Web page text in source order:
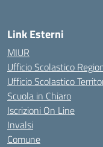
Link Esterni
MIUR
Ufficio Scolastico
Ufficio Scolastico
Scuola in Chiaro
Iscrizioni On Line
Invalsi
Comune